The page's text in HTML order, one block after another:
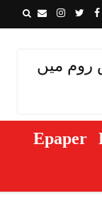
روم میں
Epaper